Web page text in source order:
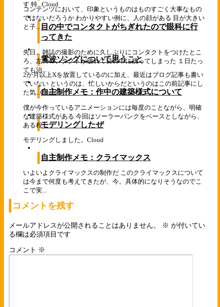
す 特...Cloud
コンテンツにおいて、印象というものはものすごく大事なもの
ではないだろうか わかりやすい例に、人の顔がある 目が大きい
と子... 目の中でコンタクトがちぎれたので眼科に行
ってきた
先日、雑誌の撮影のために久しぶりにコンタクトをつけたとこ
ろ、左のコンタクトが破れて目の中に残ってしまった １日たっ
ても治...
電波ソングについて思うこと
2か月以上Xを放置しているのに加え、最近はブログ記事も書い
ていない というのは、忙しいからだというのはこの前記事にし
た気... Cloud
自主制作メモ：作中の建築様式について
僕が今作っているアニメーションには毎度のことながら、明確
な建築様式がある 今回はソーラーパンクをベースとしながら、
ある程...モデリングしたぜ
モデリングしました。 Cloud
自主制作メモ：クライマックス
いよいよクライマックスの制作だ このクライマックスについて
は今まで何度も考えてきたが、今。具体的になりそうなのでこ
こで実...
コメントを残す
メールアドレスが公開されることはありません。 ※ が付いてい
る欄は必須項目です
コメント ※